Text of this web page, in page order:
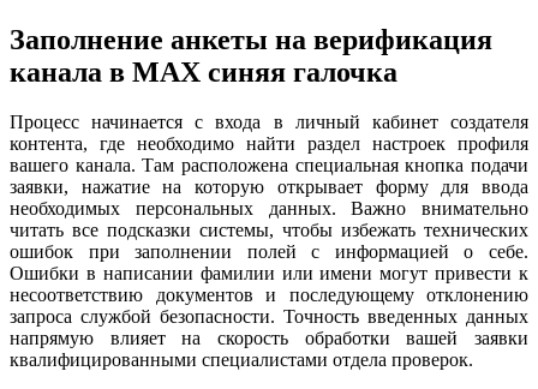
Заполнение анкеты на верификация
канала в MAX синяя галочка
Процесс начинается с входа в личный кабинет создателя
контента, где необходимо найти раздел настроек профиля
вашего канала. Там расположена специальная кнопка подачи
заявки, нажатие на которую открывает форму для ввода
необходимых персональных данных. Важно внимательно
читать все подсказки системы, чтобы избежать технических
ошибок при заполнении полей с информацией о себе.
Ошибки в написании фамилии или имени могут привести к
несоответствию документов и последующему отклонению
запроса службой безопасности. Точность введенных данных
напрямую влияет на скорость обработки вашей заявки
квалифицированными специалистами отдела проверок.